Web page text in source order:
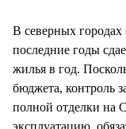
В северных городах
последние годы
жилья в год.
бюджета, контроль
полной отделки на
эксплуатацию,